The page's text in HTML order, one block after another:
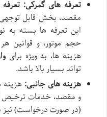
تعرفه های گمرکی:
مقصد، بخش قابل
این تعرفه ها بسته به
حجم موتور، و قوانین
هزینه ها، به ویژه برای
تواند بسیار بالا باشد.
هزینه های جانبی: هزینه
و مقصد، خدمات ترخیص
(در صورت درخواست) نیز